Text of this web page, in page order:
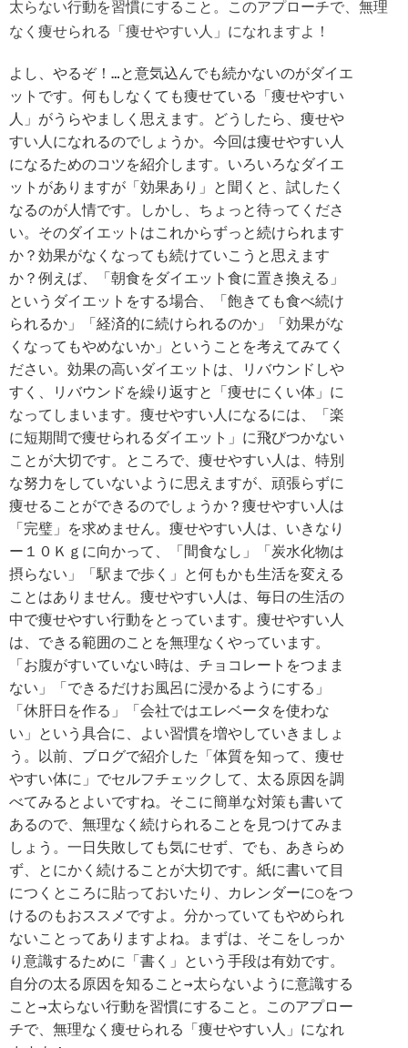
太らない行動を習慣にすること。このアプローチで、無理
なく痩せられる「痩せやすい人」になれますよ！
よし、やるぞ！…と意気込んでも続かないのがダイエ
ットです。何もしなくても痩せている「痩せやすい
人」がうらやましく思えます。どうしたら、痩せや
すい人になれるのでしょうか。今回は痩せやすい人
になるためのコツを紹介します。いろいろなダイエ
ットがありますが「効果あり」と聞くと、試したく
なるのが人情です。しかし、ちょっと待ってくださ
い。そのダイエットはこれからずっと続けられます
か？効果がなくなっても続けていこうと思えます
か？例えば、「朝食をダイエット食に置き換える」
というダイエットをする場合、「飽きても食べ続け
られるか」「経済的に続けられるのか」「効果がな
くなってもやめないか」ということを考えてみてく
ださい。効果の高いダイエットは、リバウンドしや
すく、リバウンドを繰り返すと「痩せにくい体」に
なってしまいます。痩せやすい人になるには、「楽
に短期間で痩せられるダイエット」に飛びつかない
ことが大切です。ところで、痩せやすい人は、特別
な努力をしていないように思えますが、頑張らずに
痩せることができるのでしょうか？痩せやすい人は
「完璧」を求めません。痩せやすい人は、いきなり
ー１０Ｋｇに向かって、「間食なし」「炭水化物は
摂らない」「駅まで歩く」と何もかも生活を変える
ことはありません。痩せやすい人は、毎日の生活の
中で痩せやすい行動をとっています。痩せやすい人
は、できる範囲のことを無理なくやっています。
「お腹がすいていない時は、チョコレートをつまま
ない」「できるだけお風呂に浸かるようにする」
「休肝日を作る」「会社ではエレベータを使わな
い」という具合に、よい習慣を増やしていきましょ
う。以前、ブログで紹介した「体質を知って、痩せ
やすい体に」でセルフチェックして、太る原因を調
べてみるとよいですね。そこに簡単な対策も書いて
あるので、無理なく続けられることを見つけてみま
しょう。一日失敗しても気にせず、でも、あきらめ
ず、とにかく続けることが大切です。紙に書いて目
につくところに貼っておいたり、カレンダーに○をつ
けるのもおススメですよ。分かっていてもやめられ
ないことってありますよね。まずは、そこをしっか
り意識するために「書く」という手段は有効です。
自分の太る原因を知ること→太らないように意識する
こと→太らない行動を習慣にすること。このアプロー
チで、無理なく痩せられる「痩せやすい人」になれ